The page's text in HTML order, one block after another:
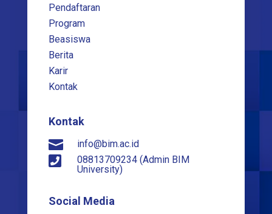
Pendaftaran
Program
Beasiswa
Berita
Karir
Kontak
Kontak
 info@bim.ac.id

08813709234 (Admin BIM
University)
Social Media